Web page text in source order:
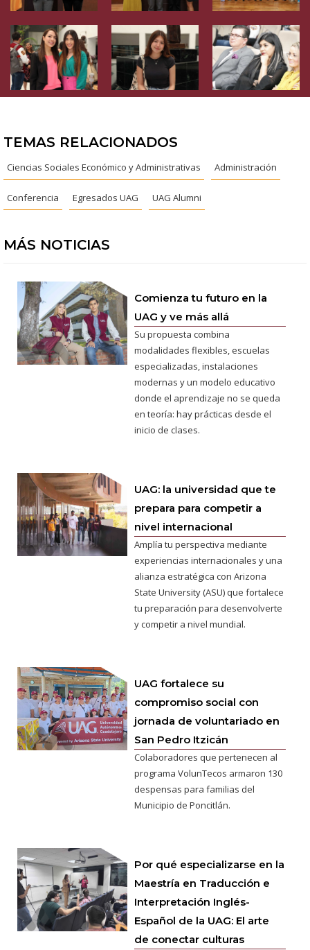
TEMAS RELACIONADOS
Ciencias Sociales Económico y Administrativas Administración
Conferencia Egresados UAG UAG Alumni
MÁS NOTICIAS
Comienza tu futuro en la
UAG y ve más allá
Su propuesta combina
modalidades flexibles, escuelas
especializadas, instalaciones
modernas y un modelo educativo
donde el aprendizaje no se queda
en teoría: hay prácticas desde el
inicio de clases.
UAG: la universidad que te
prepara para competir a
nivel internacional
Amplía tu perspectiva mediante
experiencias internacionales y una
alianza estratégica con Arizona
State University (ASU) que fortalece
tu preparación para desenvolverte
y competir a nivel mundial.
UAG fortalece su
compromiso social con
jornada de voluntariado en
San Pedro Itzicán
Colaboradores que pertenecen al
programa VolunTecos armaron 130
despensas para familias del
Municipio de Poncitlán.
Por qué especializarse en la
Maestría en Traducción e
Interpretación Inglés-
Español de la UAG: El arte
de conectar culturas